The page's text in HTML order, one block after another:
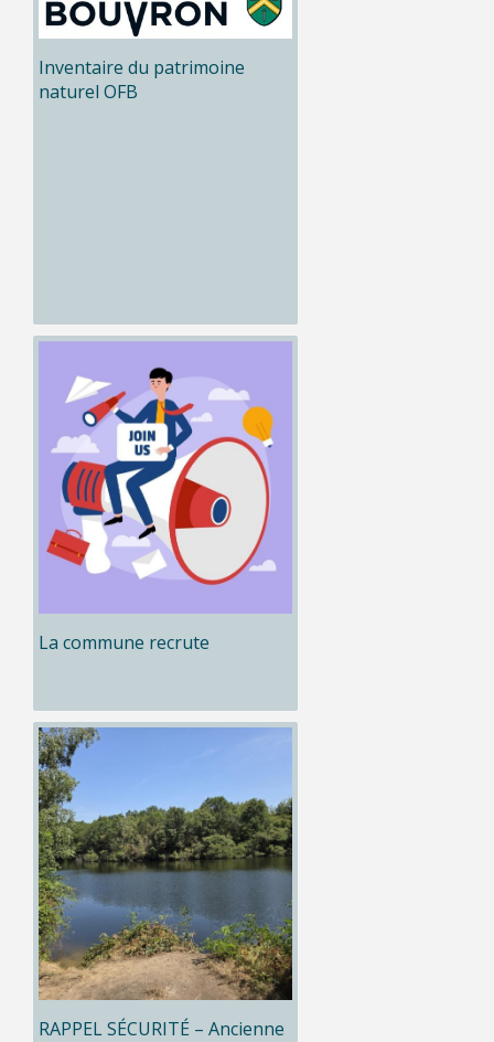
Inventaire du patrimoine
naturel OFB
La commune recrute
RAPPEL SÉCURITÉ – Ancienne